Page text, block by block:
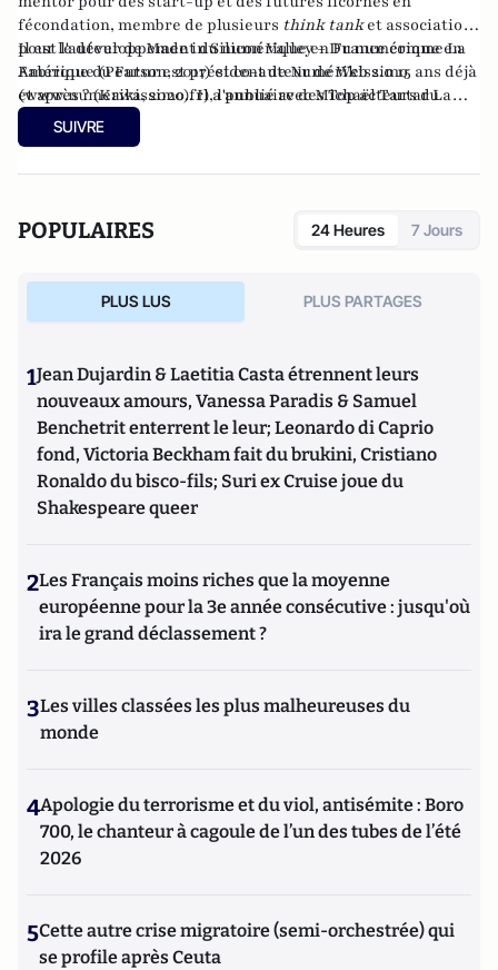
fécondation, membre de plusieurs think tanket associations
pour le développement du numérique en France comme La
Fabrique du Futur est président de Numérikissimo
(www.numerikissimo.fr), l'annuaire des Top acteurs du
numérique.
Il est l'auteur deMade in Silicon Valley – Du numérique en
Amérique(Pearson, 2017) et co-auteur deWeb 2.0 15 ans déjà
et après ?(Kawa, 2020). Il a publié avec Michaël TartarLa
Transformation digitale pour tous !
réseaux sociaux
SUIVRE
POPULAIRES 24 Heures 7 Jours
PLUS LUS PLUS PARTAGES
1Jean Dujardin & Laetitia Casta étrennent leurs
nouveaux amours, Vanessa Paradis & Samuel
Benchetrit enterrent le leur; Leonardo di Caprio
fond, Victoria Beckham fait du brukini, Cristiano
Ronaldo du bisco-fils; Suri ex Cruise joue du
Shakespeare queer
2Les Français moins riches que la moyenne
européenne pour la 3e année consécutive : jusqu'où
ira le grand déclassement ?
3Les villes classées les plus malheureuses du
monde
4Apologie du terrorisme et du viol, antisémite : Boro
700, le chanteur à cagoule de l’un des tubes de l’été
2026
5Cette autre crise migratoire (semi-orchestrée) qui
se profile après Ceuta